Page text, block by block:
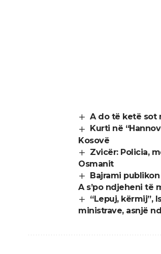
A do të ketë sot
Kurti në
Kosovë
Zvicër: Policia,
Osmanit
Bajrami
A s’po ndjeheni të
“Lepuj, kërmij”,
ministrave, asnjë